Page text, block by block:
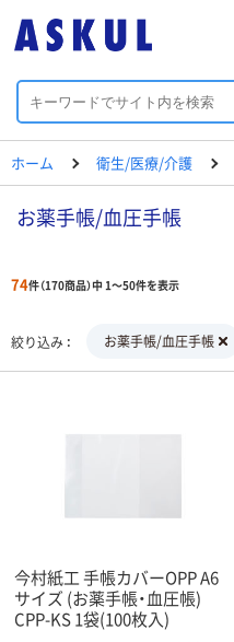
ホーム 衛生/医療/介護
お薬手帳/血圧手帳
74件（170商品）中 1～50件を表示
絞り込み お薬手帳/血圧手帳
今村紙工 手帳カバーOPP A6
サイズ (お薬手帳・血圧帳)
CPP-KS 1袋(100枚入)